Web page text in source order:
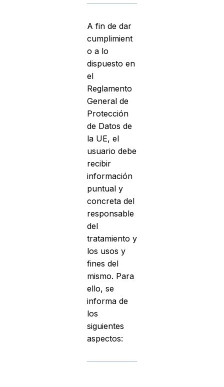
A fin de dar
cumplimient
o a lo
dispuesto en
el
Reglamento
General de
Protección
de Datos de
la UE, el
usuario debe
recibir
información
puntual y
concreta del
responsable
del
tratamiento y
los usos y
fines del
mismo. Para
ello, se
informa de
los
siguientes
aspectos: